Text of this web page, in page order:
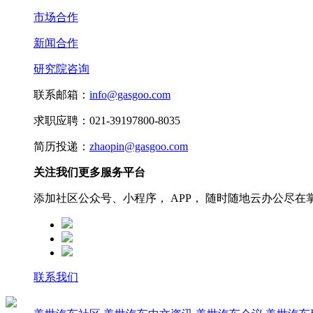
市场合作
新闻合作
研究院咨询
联系邮箱： info@gasgoo.com
求职应聘：021-39197800-8035
简历投递： zhaopin@gasgoo.com
关注我们更多服务平台
添加社区公众号、小程序， APP， 随时随地云办公尽在
联系我们